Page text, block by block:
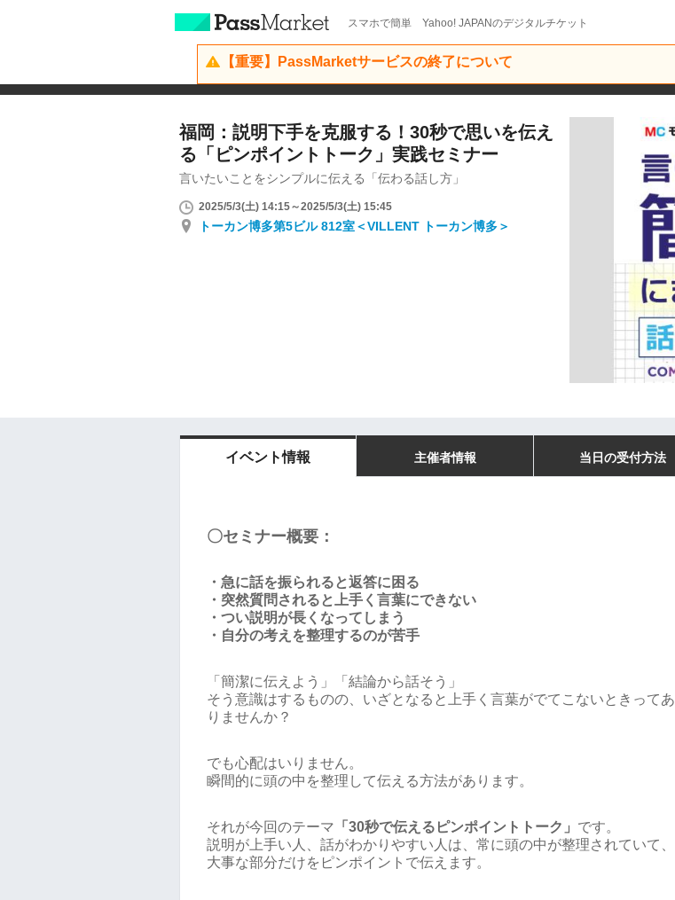
スマホで簡単 Yahoo! JAPANのデジタルチケット
【重要】PassMarketサービスの終了について
福岡：説明下手を克服する！30秒で思いを伝え
る「ピンポイントトーク」実践セミナー
言いたいことをシンプルに伝える「伝わる話し方」
2025/5/3(土) 14:15～2025/5/3(土) 15:45
トーカン博多第5ビル 812室＜VILLENT トーカン博多＞
イベント情報 主催者情報 当日の受付方法
〇セミナー概要：
・急に話を振られると返答に困る
・突然質問されると上手く言葉にできない
・つい説明が長くなってしまう
・自分の考えを整理するのが苦手
「簡潔に伝えよう」「結論から話そう」
そう意識はするものの、いざとなると上手く言葉がでてこないときってあ
りませんか？
でも心配はいりません。
瞬間的に頭の中を整理して伝える方法があります。
それが今回のテーマ 「30秒で伝えるピンポイントトーク」 です。
説明が上手い人、話がわかりやすい人は、常に頭の中が整理されていて、
大事な部分だけをピンポイントで伝えます。